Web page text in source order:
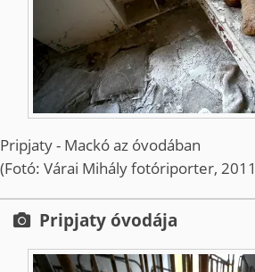
Pripjaty - Mackó az óvodában
(Fotó: Várai Mihály fotóriporter,
Pripjaty óvodája